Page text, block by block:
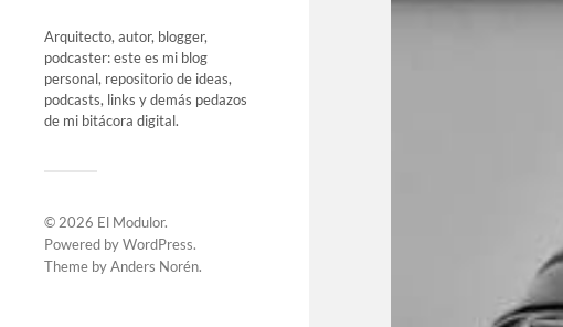
Arquitecto, autor, blogger,
podcaster: este es mi blog
personal, repositorio de ideas,
podcasts, links y demás pedazos
de mi bitácora digital.
© 2026 El Modulor.
Powered byWordPress.
Theme byAnders Norén.